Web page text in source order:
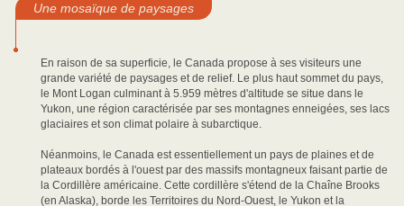
Une mosaïque de paysages
En raison de sa superficie, le Canada propose à ses visiteurs une
grande variété de paysages et de relief. Le plus haut sommet du pays,
le Mont Logan culminant à 5.959 mètres d'altitude se situe dans le
Yukon, une région caractérisée par ses montagnes enneigées, ses lacs
glaciaires et son climat polaire à subarctique.
Néanmoins, le Canada est essentiellement un pays de plaines et de
plateaux bordés à l'ouest par des massifs montagneux faisant partie de
la Cordillère américaine. Cette cordillère s'étend de la Chaîne Brooks
(en Alaska), borde les Territoires du Nord-Ouest, le Yukon et la